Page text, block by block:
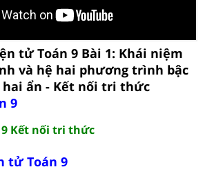
tử Toán 9 Bài 1: Khái niệm
và hệ hai phương trình bậc
ẩn - Kết nối tri thức
9
9 Kết nối tri thức
tử Toán 9